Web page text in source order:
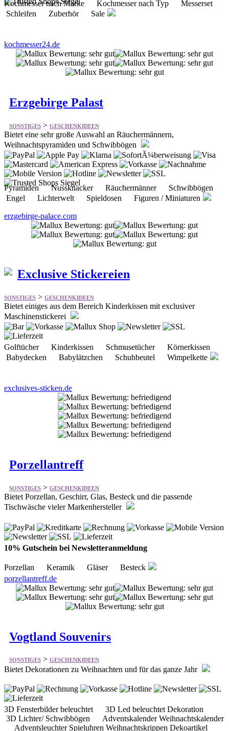
Kochmesser nach Marke Kochmesser nach Typ Messerset
Schleifen Zuberhör Sale
kochmesser24.de
Erzgebirge Palast
SONSTIGES>GESCHENKIDEEN
Bietet eine sehr große Auswahl an Räuchermännern,
Weihnachtspyramiden und Schwibbögen
Pyramiden Nussknacker Räuchermänner Schwibbögen
Engel Lichterwelt Spieldosen Figuren / Miniaturen
erzgebirge-palace.com
Exclusive Stickereien
SONSTIGES > GESCHENKIDEEN
Bietet einiges aus dem Bereich Kinderkissen mit exclusiver
Maschinenstickerei
Golftücher Kinderkissen Schmusetücher Körnerkissen
Babydecken Babylätzchen Schuhbeutel Wimpelkette
exclusives-sticken.de
Porzellantreff
SONSTIGES>GESCHENKIDEEN
Bietet Porzellan, Geschirr, Glas, Besteck und die passende
Tischwäsche vieler Markenhersteller
10% Gutschein bei Newsletteranmeldung
Porzellan Keramik Gläser Besteck
porzellantreff.de
Vogtland Souvenirs
SONSTIGES>GESCHENKIDEEN
Bietet Dekorationen zu Weihnachten und für das ganze Jahr
3D Fensterbilder beleuchtet 3D Led beleuchtet Dekoration
3D Lichter/ Schwibbögen Adventskalender Weihnachtskalender
Adventsleuchter Spieluhren Weihnachtskrippen Dekoartikel